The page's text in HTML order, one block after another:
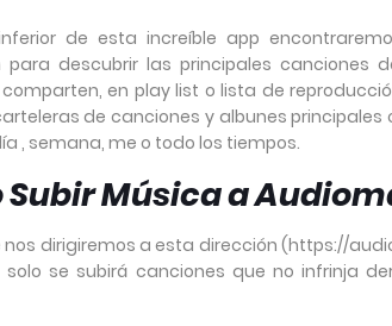
de esta increíble app
para descubrir las principales
en play list o lista de
de canciones y albunes
, semana, me o todo los tiempos.
Subir Música a
nos dirigiremos a esta dirección (https://
se subirá canciones que no infrinja